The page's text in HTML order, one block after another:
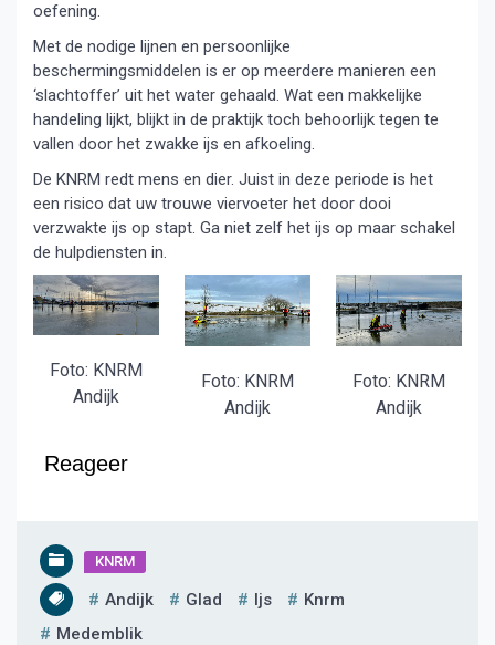
oefening.
Met de nodige lijnen en persoonlijke
beschermingsmiddelen is er op meerdere manieren een
‘slachtoffer’ uit het water gehaald. Wat een makkelijke
handeling lijkt, blijkt in de praktijk toch behoorlijk tegen te
vallen door het zwakke ijs en afkoeling.
De KNRM redt mens en dier. Juist in deze periode is het
een risico dat uw trouwe viervoeter het door dooi
verzwakte ijs op stapt. Ga niet zelf het ijs op maar schakel
de hulpdiensten in.
Foto: KNRM
Andijk
Foto: KNRM
Andijk
Foto: KNRM
Andijk
Reageer
KNRM
Andijk Glad Ijs
Knrm
Medemblik